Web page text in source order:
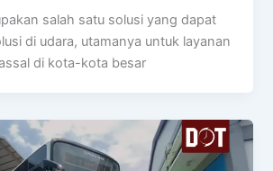
salah satu solusi yang dapat
di udara, utamanya untuk layanan
di kota-kota besar